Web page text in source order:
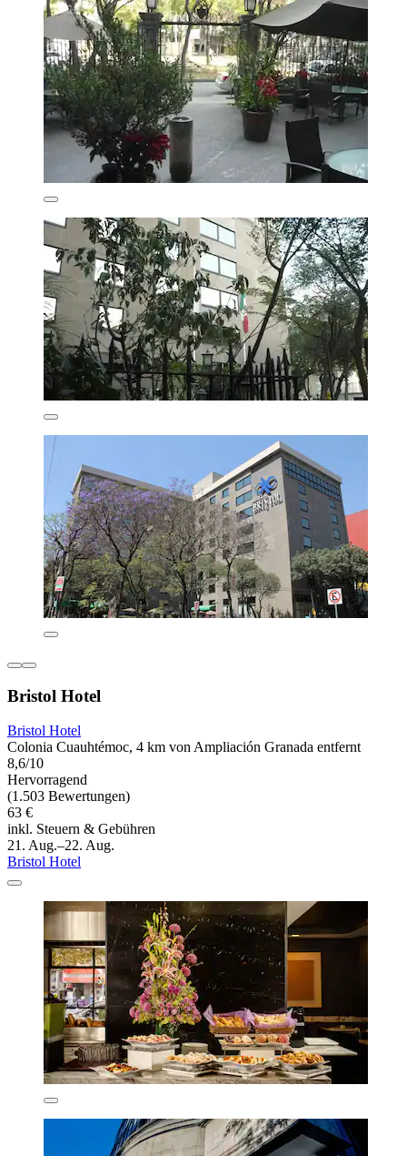
Bristol Hotel
Bristol Hotel
Colonia Cuauhtémoc, 4 km von Ampliación Granada entfernt
8,6/10
Hervorragend
(1.503 Bewertungen)
63 €
inkl. Steuern & Gebühren
21. Aug.–22. Aug.
Bristol Hotel